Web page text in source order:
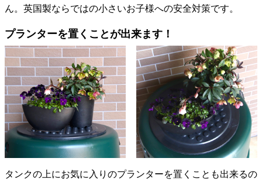
ん。英国製ならではの小さいお子様への安全対策です。
プランターを置くことが出来ます！
タンクの上にお気に入りのプランターを置くことも出来るの